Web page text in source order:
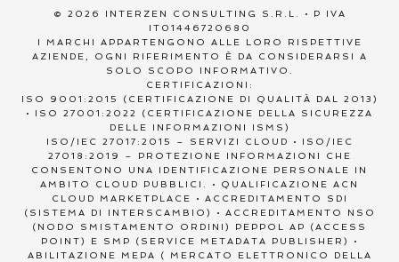
© 2026 INTERZEN CONSULTING S.R.L. • P IVA
IT01446720680
I MARCHI APPARTENGONO ALLE LORO RISPETTIVE
AZIENDE, OGNI RIFERIMENTO È DA CONSIDERARSI A
SOLO SCOPO INFORMATIVO.
CERTIFICAZIONI:
ISO 9001:2015 (CERTIFICAZIONE DI QUALITÀ DAL 2013)
• ISO 27001:2022 (CERTIFICAZIONE DELLA SICUREZZA
DELLE INFORMAZIONI ISMS)
ISO/IEC 27017:2015 – SERVIZI CLOUD • ISO/IEC
27018:2019 – PROTEZIONE INFORMAZIONI CHE
CONSENTONO UNA IDENTIFICAZIONE PERSONALE IN
AMBITO CLOUD PUBBLICI. • QUALIFICAZIONE ACN
CLOUD MARKETPLACE • ACCREDITAMENTO SDI
(SISTEMA DI INTERSCAMBIO) • ACCREDITAMENTO NSO
(NODO SMISTAMENTO ORDINI) PEPPOL AP (ACCESS
POINT) E SMP (SERVICE METADATA PUBLISHER) •
ABILITAZIONE MEPA ( MERCATO ELETTRONICO DELLA